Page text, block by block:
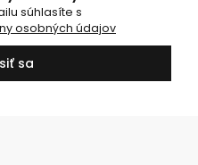
osobných údajov
sa